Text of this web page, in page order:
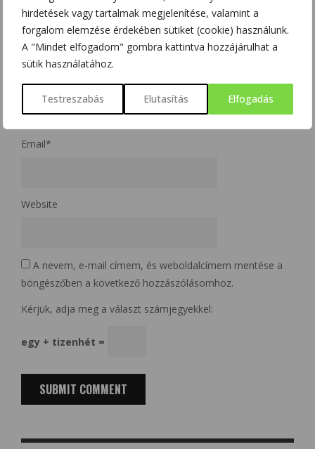
hirdetések vagy tartalmak megjelenítése, valamint a
forgalom elemzése érdekében sütiket (cookie) használunk.
A "Mindet elfogadom" gombra kattintva hozzájárulhat a
sütik használatához.
Testreszabás Elutasítás Elfogadás
Name*
Email*
Website
A nevem, e-mail címem, és weboldalcímem mentése a
böngészőben a következő hozzászólásomhoz.
Kérjük, adja meg a választ számjegyekkel:
egy + tizenhét =